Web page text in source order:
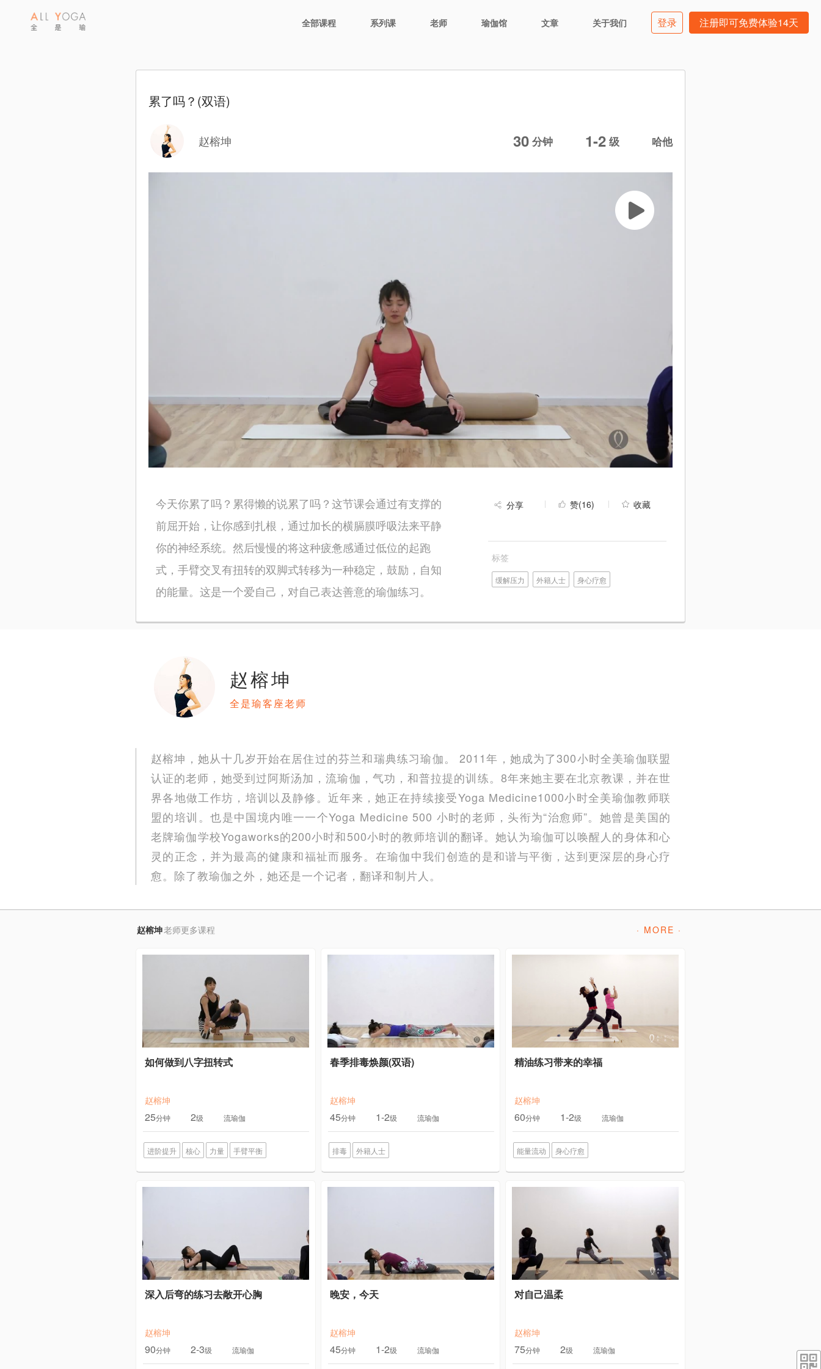
全部课程 系列课 老师 瑜伽馆 文章 关于我们 登录 注册即可免费体验14天
累了吗？(双语)
赵榕坤 30 分钟 1-2 级 哈他
今天你累了吗？累得懒的说累了吗？这节课会通过有支撑的
前屈开始，让你感到扎根，通过加长的横膈膜呼吸法来平静
你的神经系统。然后慢慢的将这种疲惫感通过低位的起跑
式，手臂交叉有扭转的双脚式转移为一种稳定，鼓励，自知
的能量。这是一个爱自己，对自己表达善意的瑜伽练习。
分享 赞(16) 收藏
标签
缓解压力 外籍人士 身心疗愈
赵榕坤
全是瑜客座老师
赵榕坤，她从十几岁开始在居住过的芬兰和瑞典练习瑜伽。 2011年，她成为了300小时全美瑜伽联盟
认证的老师，她受到过阿斯汤加，流瑜伽，气功，和普拉提的训练。8年来她主要在北京教课，并在世
界各地做工作坊，培训以及静修。近年来，她正在持续接受Yoga Medicine1000小时全美瑜伽教师联
盟的培训。也是中国境内唯一一个Yoga Medicine 500 小时的老师，头衔为“治愈师”。她曾是美国的
老牌瑜伽学校Yogaworks的200小时和500小时的教师培训的翻译。她认为瑜伽可以唤醒人的身体和心
灵的正念，并为最高的健康和福祉而服务。在瑜伽中我们创造的是和谐与平衡，达到更深层的身心疗
愈。除了教瑜伽之外，她还是一个记者，翻译和制片人。
赵榕坤老师更多课程 · MORE ·
如何做到八字扭转式
赵榕坤
25分钟 2级 流瑜伽
进阶提升 核心 力量 手臂平衡
春季排毒焕颜(双语)
赵榕坤
45分钟 1-2级 流瑜伽
排毒 外籍人士
精油练习带来的幸福
赵榕坤
60分钟 1-2级 流瑜伽
能量流动 身心疗愈
深入后弯的练习去敞开心胸
赵榕坤
90分钟 2-3级 流瑜伽
晚安，今天
赵榕坤
45分钟 1-2级 流瑜伽
对自己温柔
赵榕坤
75分钟 2级 流瑜伽